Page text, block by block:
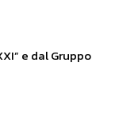
e dal Gruppo